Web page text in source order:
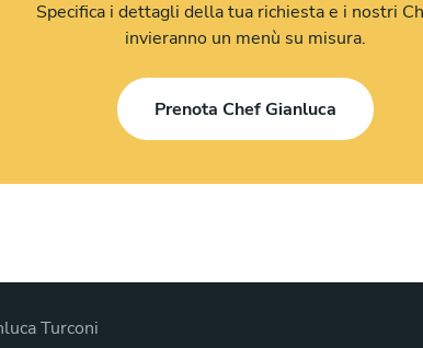
Specifica i dettagli della tua richiesta e i nostri
invieranno un menù su misura.
Prenota Chef Gianluca
Turconi